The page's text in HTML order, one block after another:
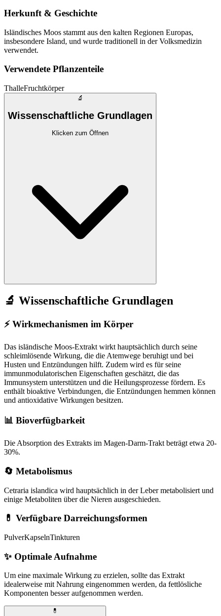
Herkunft & Geschichte
Isländisches Moos stammt aus den kalten Regionen Europas,
insbesondere Island, und wurde traditionell in der Volksmedizin
verwendet.
Verwendete Pflanzenteile
ThalleFruchtkörper
🔬
Wissenschaftliche Grundlagen
Klicken zum Öffnen
🔬 Wissenschaftliche Grundlagen
⚡ Wirkmechanismen im Körper
Das isländische Moos-Extrakt wirkt hauptsächlich durch seine
schleimlösende Wirkung, die die Atemwege beruhigt und bei
Husten und Entzündungen hilft. Zudem wird es für seine
immunmodulatorischen Eigenschaften geschätzt, die das
Immunsystem unterstützen und die Heilungsprozesse fördern. Es
enthält bioaktive Verbindungen, die Entzündungen hemmen können
und antioxidative Wirkungen besitzen.
📊 Bioverfügbarkeit
Die Absorption des Extrakts im Magen-Darm-Trakt beträgt etwa 20-
30%.
🔄 Metabolismus
Cetraria islandica wird hauptsächlich in der Leber metabolisiert und
einige Metaboliten über die Nieren ausgeschieden.
💊 Verfügbare Darreichungsformen
PulverKapselnTinkturen
✨ Optimale Aufnahme
Um eine maximale Wirkung zu erzielen, sollte das Extrakt
idealerweise mit Nahrung eingenommen werden, da fettlösliche
Komponenten besser aufgenommen werden.
💊